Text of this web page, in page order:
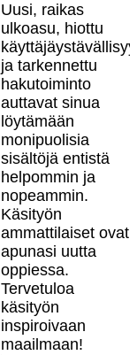
Uusi, raikas
ulkoasu, hiottu
ja tarkennettu
hakutoiminto
auttavat sinua
löytämään
monipuolisia
sisältöjä entistä
helpommin ja
nopeammin.
Käsityön
ammattilaiset ovat
apunasi uutta
oppiessa.
Tervetuloa
käsityön
inspiroivaan
maailmaan!